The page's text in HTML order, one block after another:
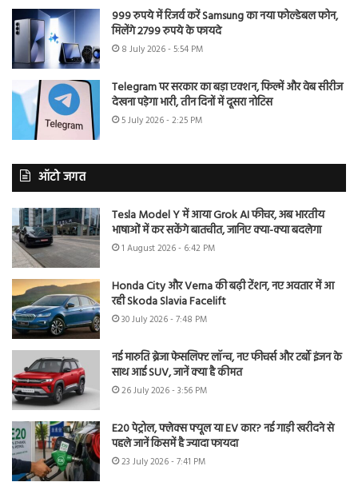
999 रुपये में रिजर्व करें Samsung का नया फोल्डेबल फोन,
मिलेंगे 2799 रुपये के फायदे
8 July 2026 - 5:54 PM
Telegram पर सरकार का बड़ा एक्शन, फिल्में और वेब सीरीज
देखना पड़ेगा भारी, तीन दिनों में दूसरा नोटिस
5 July 2026 - 2:25 PM
ऑटो जगत
Tesla Model Y में आया Grok AI फीचर, अब भारतीय
भाषाओं में कर सकेंगे बातचीत, जानिए क्या-क्या बदलेगा
1 August 2026 - 6:42 PM
Honda City और Verna की बढ़ी टेंशन, नए अवतार में आ
रही Skoda Slavia Facelift
30 July 2026 - 7:48 PM
नई मारुति ब्रेजा फेसलिफ्ट लॉन्च, नए फीचर्स और टर्बो इंजन के
साथ आई SUV, जानें क्या है कीमत
26 July 2026 - 3:56 PM
E20 पेट्रोल, फ्लेक्स फ्यूल या EV कार? नई गाड़ी खरीदने से
पहले जानें किसमें है ज्यादा फायदा
23 July 2026 - 7:41 PM